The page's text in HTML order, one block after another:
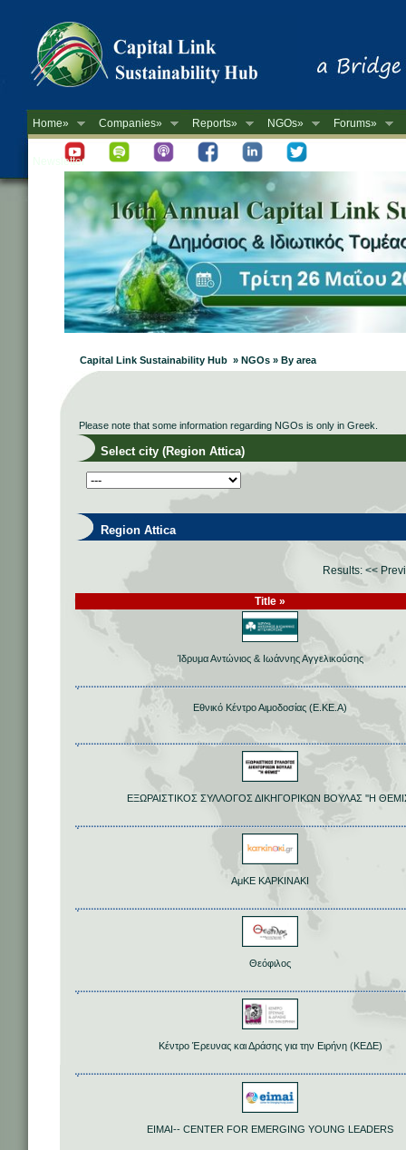
Home» Companies» Reports» NGOs» Forums»
Newsletter
Capital Link Sustainability Hub » NGOs » By area
Please note that some information regarding NGOs is only in Greek.
Select city (Region Attica)
Region Attica
Results: <<
Title »
Ίδρυμα Αντώνιος & Ιωάννης Αγγελικούσης
Εθνικό Κέντρο Αιμοδοσίας (Ε.ΚΕ.Α)
ΕΞΩΡΑΙΣΤΙΚΟΣ ΣΥΛΛΟΓΟΣ ΔΙΚΗΓΟΡΙΚΩΝ ΒΟΥΛΑΣ ''Η
ΑμΚΕ ΚΑΡΚΙΝΑΚΙ
Θεόφιλος
Κέντρο Έρευνας και Δράσης για την Ειρήνη (ΚΕΔΕ)
EIMAI-- CENTER FOR EMERGING YOUNG LEADERS